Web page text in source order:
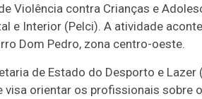
Violência contra Crianças e
e Interior (Pelci). A atividade
Dom Pedro, zona centro-oeste.
de Estado do Desporto e
visa orientar os profissionais